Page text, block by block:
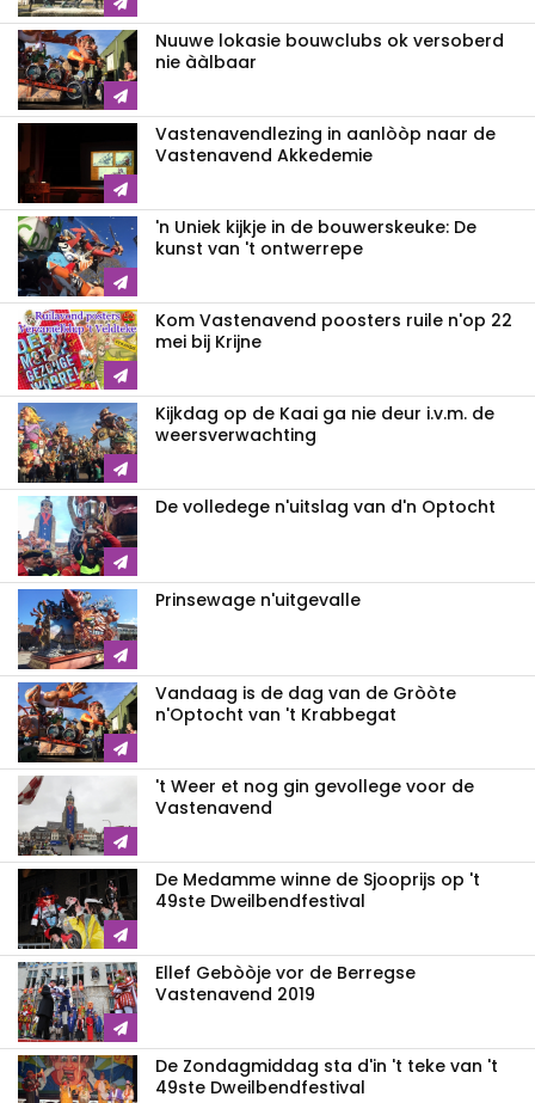
Nuuwe lokasie bouwclubs ok versoberd
nie ààlbaar
Vastenavendlezing in aanlòòp naar de
Vastenavend Akkedemie
'n Uniek kijkje in de bouwerskeuke: De
kunst van 't ontwerrepe
Kom Vastenavend poosters ruile n'op 22
mei bij Krijne
Kijkdag op de Kaai ga nie deur i.v.m. de
weersverwachting
De volledege n'uitslag van d'n Optocht
Prinsewage n'uitgevalle
Vandaag is de dag van de Gròòte
n'Optocht van 't Krabbegat
't Weer et nog gin gevollege voor de
Vastenavend
De Medamme winne de Sjooprijs op 't
49ste Dweilbendfestival
Ellef Gebòòje vor de Berregse
Vastenavend 2019
De Zondagmiddag sta d'in 't teke van 't
49ste Dweilbendfestival